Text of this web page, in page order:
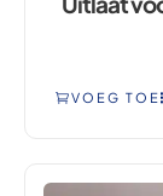
VOEG TOE